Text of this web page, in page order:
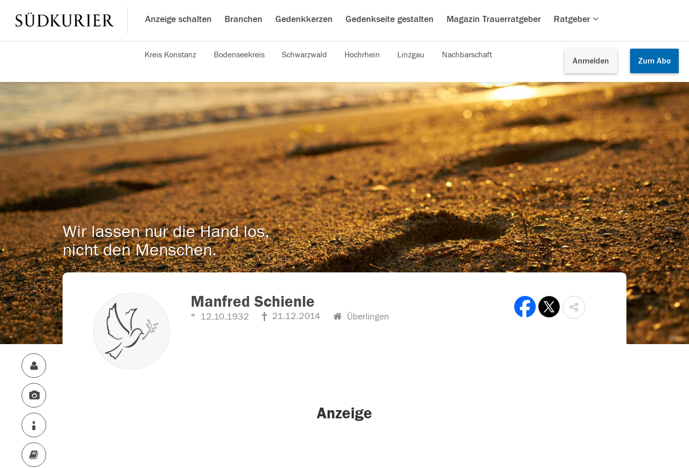
Anzeige schalten Branchen Gedenkkerzen Gedenkseite gestalten Magazin Trauerratgeber Ratgeber
Anmelden Zum Abo
Kreis Konstanz Bodenseekreis Schwarzwald Hochrhein Linzgau Nachbarschaft
Wir lassen nur die Hand los,
nicht den Menschen.
Manfred Schienle
12.10.1932 21.12.2014 Überlingen
Anzeige